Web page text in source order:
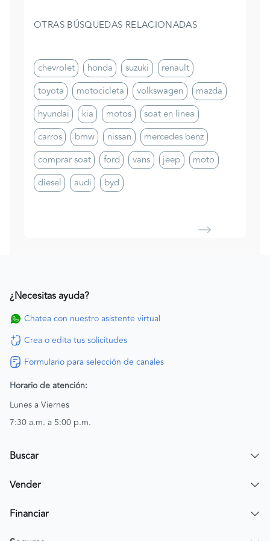
OTRAS BÚSQUEDAS RELACIONADAS
chevrolet honda suzuki
renault
toyota
motocicleta volkswagen
mazda
hyundai
kia motos
soat en linea
carros
bmw nissan
mercedes benz
comprar soat
ford vans jeep
moto
diesel
audi byd
¿Necesitas ayuda?
Chatea con nuestro asistente virtual
Crea o edita tus solicitudes
Formulario para selección de canales
Horario de atención:
Lunes a Viernes
7:30 a.m. a 5:00 p.m.
Buscar
Encuentra un carro
Vender
Publicar mi vehículo
Financiar